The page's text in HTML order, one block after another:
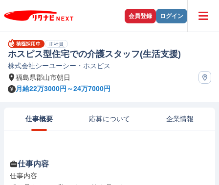
会員登録 ログイン
正社員
ホスピス型住宅での介護スタッフ(生活支援)
株式会社シーユーシー・ホスピス
福島県郡山市朝日
月給22万3000円～24万7000円
仕事概要 応募について 企業情報
仕事内容
仕事内容